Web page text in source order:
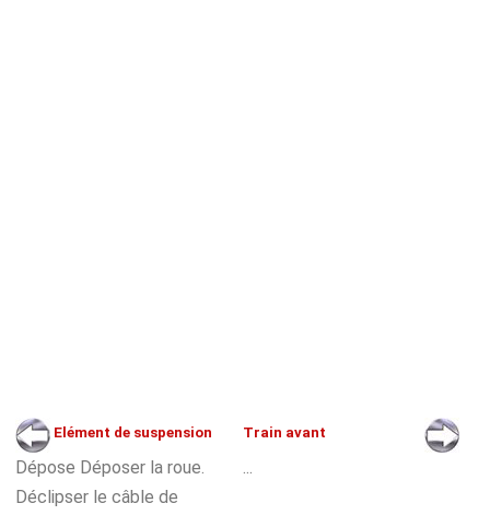
Elément de suspension
Dépose Déposer la roue.
Déclipser le câble de
Train avant
...